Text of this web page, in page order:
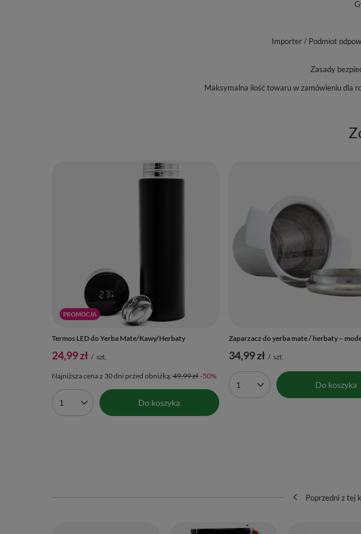
Importer / Podmiot
Zasady
Maksymalna ilość towaru w zamówieniu dla
PROMOCJA
Termos LED do Yerba Mate/Kawy/Herbaty
24,99 zł / szt.
Najniższa cena z 30 dni przed obniżką: 49,99 zł -50%
Ilość produktów Do koszyka
Zaparzacz do yerba mate / herbaty –
34,99 zł / szt.
Ilość produktów Do koszyka
Poprzedni z tej